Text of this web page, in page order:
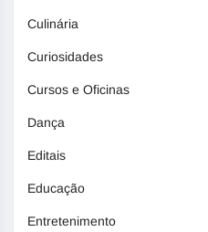
Culinária
Curiosidades
Cursos e Oficinas
Dança
Editais
Educação
Entretenimento